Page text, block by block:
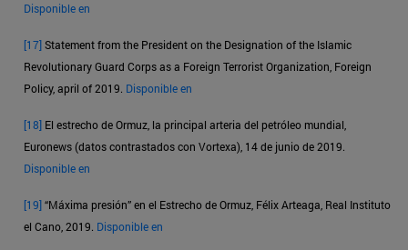
Disponible en
[17]Statement from the President on the Designation of the Islamic
Revolutionary Guard Corps as a Foreign Terrorist Organization, Foreign
Policy, april of 2019. Disponible en
[18] El estrecho de Ormuz, la principal arteria del petróleo mundial,
Euronews (datos contrastados con Vortexa), 14 de junio de 2019.
Disponible en
[19]“Máxima presión” en el Estrecho de Ormuz, Félix Arteaga, Real Instituto
el Cano, 2019. Disponible en